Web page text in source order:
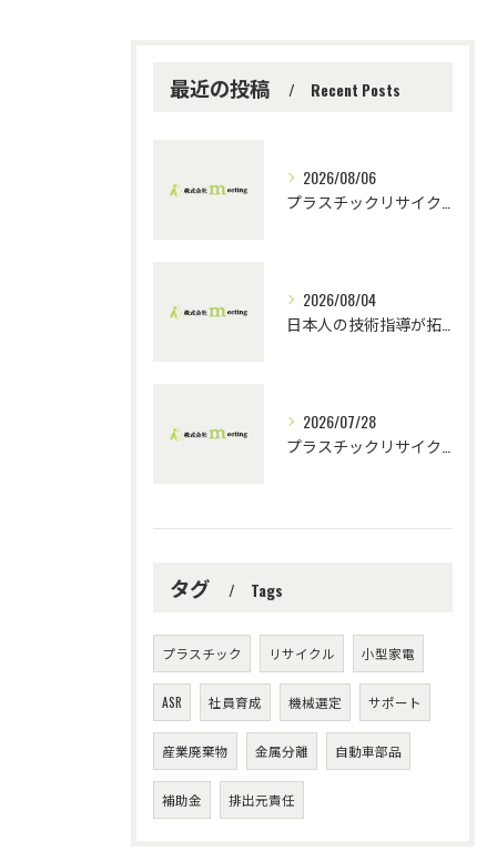
最近の投稿 Recent Posts
2026/08/06
2026/08/04
2026/07/28
タグ Tags
プラスチック リサイクル 小型家電
ASR 社員育成 機械選定 サポート
産業廃棄物 金属分離 自動車部品
補助金 排出元責任